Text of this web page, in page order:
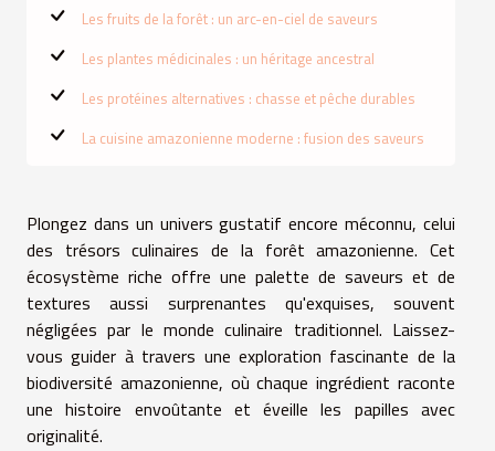
Les fruits de la forêt : un arc-en-ciel de saveurs
Les plantes médicinales : un héritage ancestral
Les protéines alternatives : chasse et pêche durables
La cuisine amazonienne moderne : fusion des saveurs
Plongez dans un univers gustatif encore méconnu, celui
des trésors culinaires de la forêt amazonienne. Cet
écosystème riche offre une palette de saveurs et de
textures aussi surprenantes qu'exquises, souvent
négligées par le monde culinaire traditionnel. Laissez-
vous guider à travers une exploration fascinante de la
biodiversité amazonienne, où chaque ingrédient raconte
une histoire envoûtante et éveille les papilles avec
originalité.